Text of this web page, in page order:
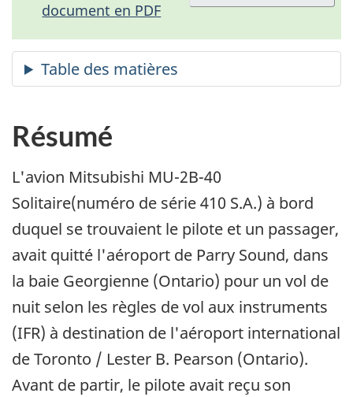
document en PDF
Résumé
L'avion Mitsubishi MU-2B-40
Solitaire(numéro de série 410 S.A.) à bord
duquel se trouvaient le pilote et un passager,
avait quitté l'aéroport de Parry Sound, dans
la baie Georgienne (Ontario) pour un vol de
nuit selon les règles de vol aux instruments
(IFR) à destination de l'aéroport international
de Toronto / Lester B. Pearson (Ontario).
Avant de partir, le pilote avait reçu son